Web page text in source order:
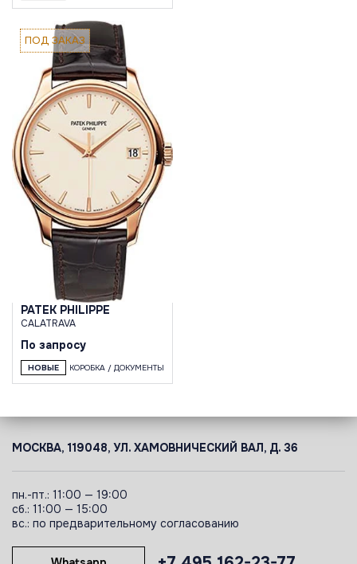
ПОД ЗАКАЗ
PATEK PHILIPPE
CALATRAVA
По запросу
НОВЫЕ КОРОБКА / ДОКУМЕНТЫ
МОСКВА, 119048, УЛ. ХАМОВНИЧЕСКИЙ ВАЛ, Д. 36
пн.-пт.: 11:00 — 19:00
сб.: 11:00 — 15:00
вс.: по предварительному согласованию